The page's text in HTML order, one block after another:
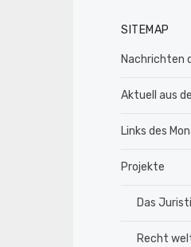
SITEMAP
Nachrichten
Aktuell aus
Links des
Projekte
Das
Recht